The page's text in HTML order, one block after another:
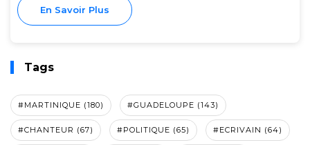
En Savoir Plus
Tags
#MARTINIQUE (180) #GUADELOUPE (143)
#CHANTEUR (67) #POLITIQUE (65) #ECRIVAIN (64)